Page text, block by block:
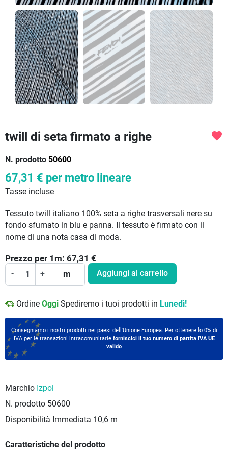
twill di seta firmato a righe
N. prodotto 50600
favorite
67,31 € per metro lineare
Tasse incluse
Tessuto twill italiano 100% seta a righe trasversali nere su
fondo sfumato in blu e panna. Il tessuto è firmato con il
nome di una nota casa di moda.
Prezzo per 1 m: 67,31 €
- + m Aggiungi al carrello
Ordine Oggi Spediremo i tuoi prodotti in Lunedì!
Consegniamo i nostri prodotti nei paesi dell'Unione Europea. Per ottenere lo 0% di
IVA per le transazioni intracomunitarie forniscici il tuo numero di partita IVA UE
valido
Marchio Izpol
N. prodotto 50600
Disponibilità Immediata 10,6 m
Caratteristiche del prodotto